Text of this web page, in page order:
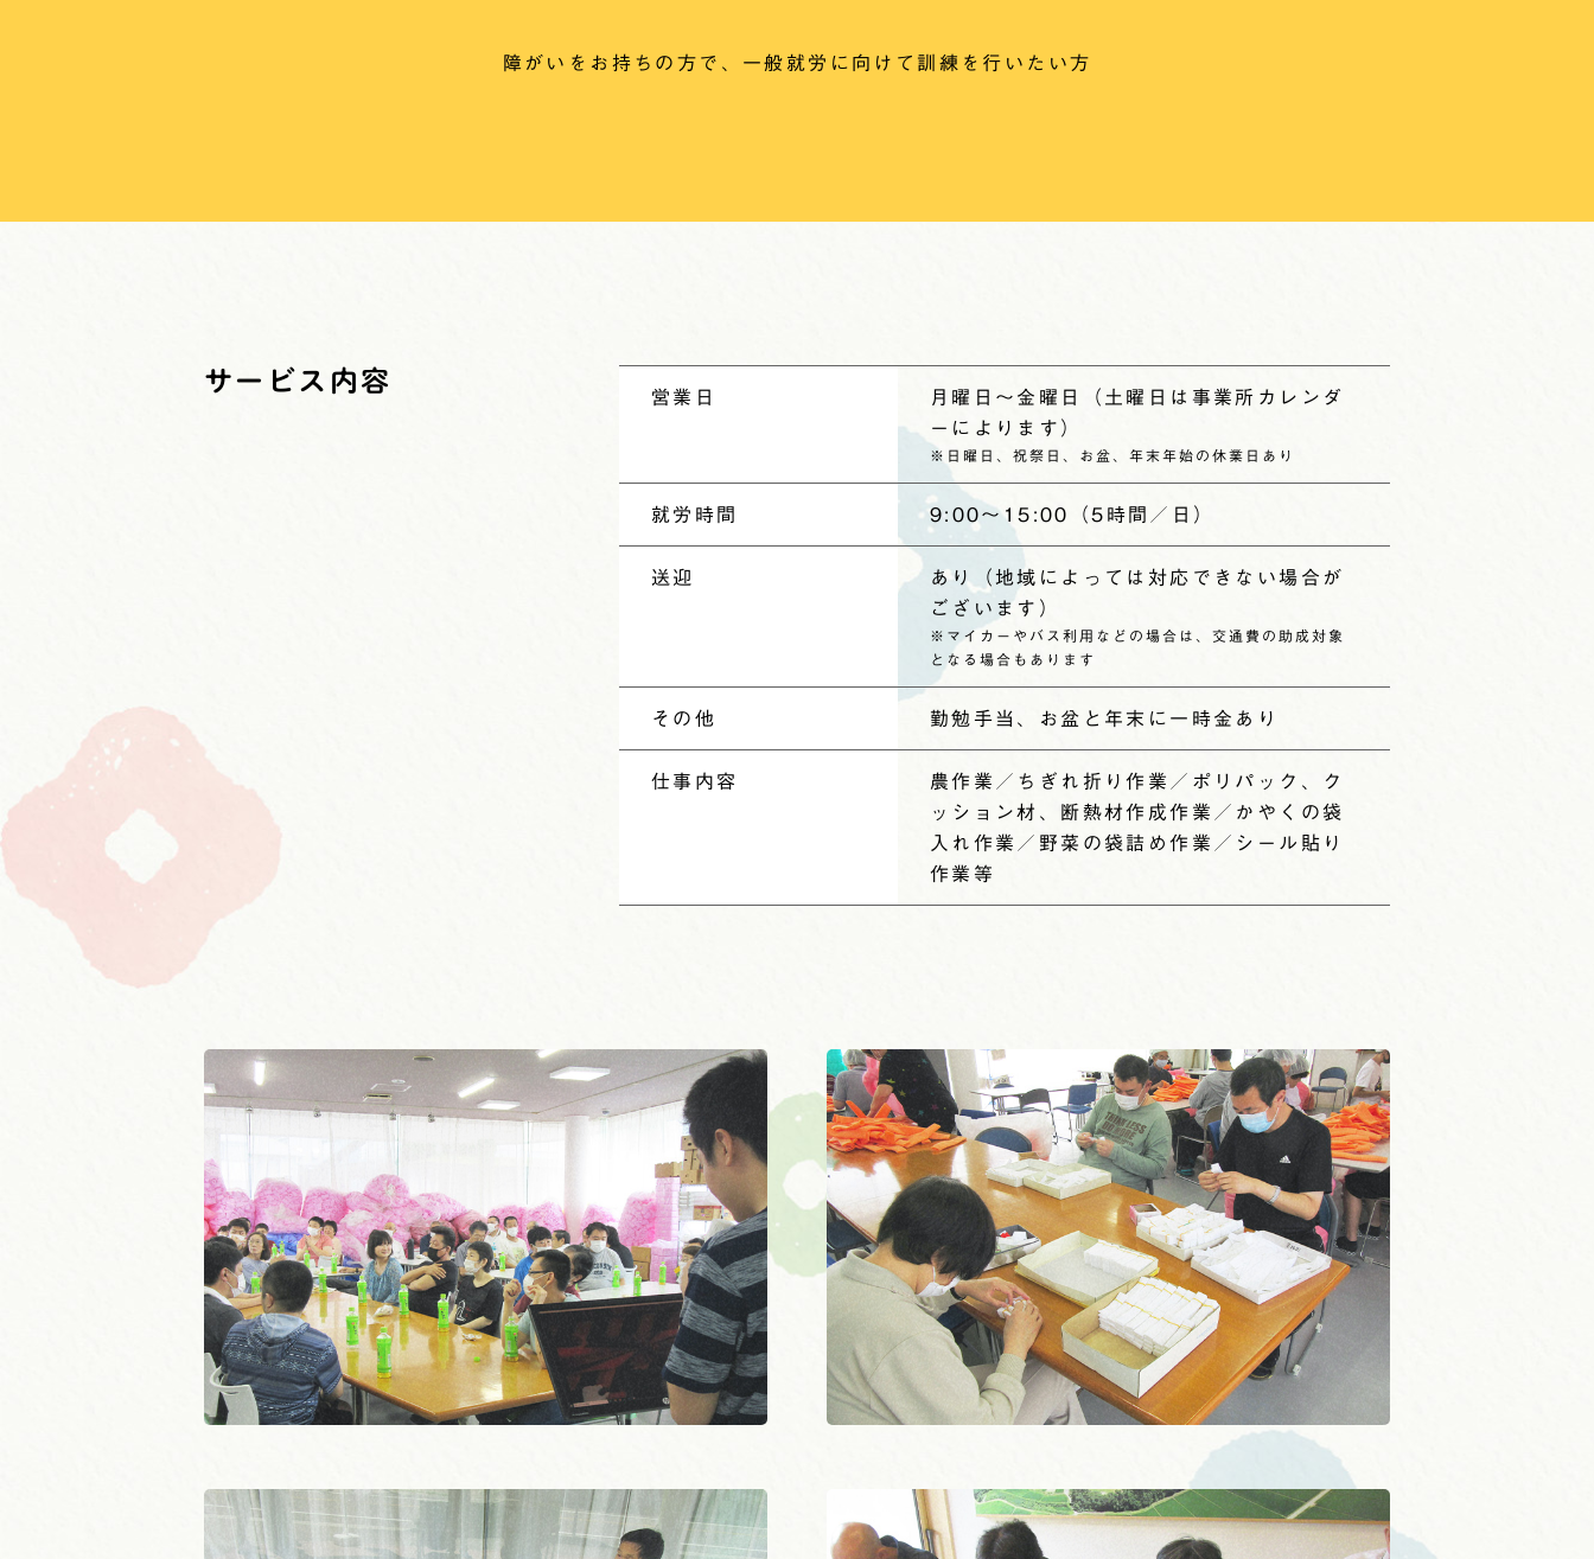
障がいをお持ちの方で、一般就労に向けて訓練を行いたい方
サービス内容
営業日
月曜日〜金曜日（土曜日は事業所カレンダ
ーによります）
※日曜日、祝祭日、お盆、年末年始の休業日あり
就労時間 9:00〜15:00（5時間／日）
送迎
あり（地域によっては対応できない場合が
ございます）
※マイカーやバス利用などの場合は、交通費の助成対象
となる場合もあります
その他 勤勉手当、お盆と年末に一時金あり
仕事内容
農作業／ちぎれ折り作業／ポリパック、ク
ッション材、断熱材作成作業／かやくの袋
入れ作業／野菜の袋詰め作業／シール貼り
作業等